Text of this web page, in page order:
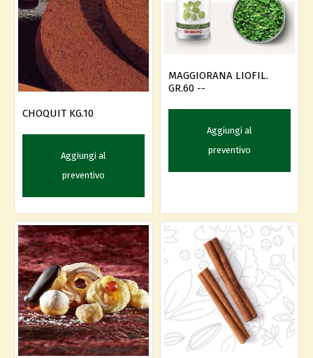
CHOQUIT KG.10
Aggiungi al
preventivo
MAGGIORANA LIOFIL.
GR.60 --
Aggiungi al
preventivo